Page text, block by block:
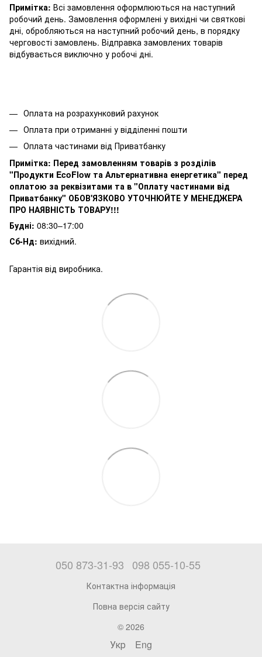
Примітка: Всі замовлення оформлюються на наступний
робочий день. Замовлення оформлені у вихідні чи святкові
дні, обробляються на наступний робочий день, в порядку
черговості замовлень. Відправка замовлених товарів
відбувається виключно у робочі дні.
Оплата на розрахунковий рахунок
Оплата при отриманні у відділенні пошти
Оплата частинами від Приватбанку
Примітка: Перед замовленням товарів з розділів
"Продукти EcoFlow та Альтернативна енергетика" перед
оплатою за реквізитами та в "Оплату частинами від
Приватбанку" ОБОВ'ЯЗКОВО УТОЧНЮЙТЕ У МЕНЕДЖЕРА
ПРО НАЯВНІСТЬ ТОВАРУ!!!
Будні: 08:30–17:00
Сб-Нд: вихідний.
Гарантія від виробника.
050 873-31-93 098 055-10-55
Контактна інформація
Повна версія сайту
© 2026
Укр Eng